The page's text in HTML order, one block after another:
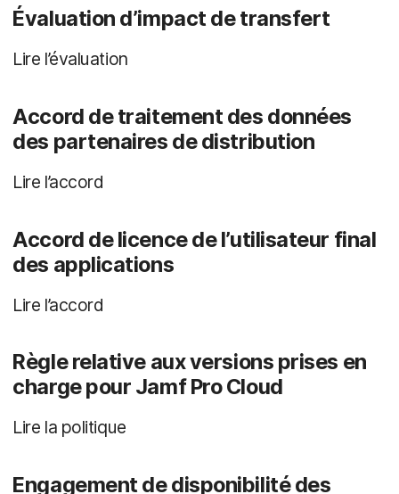
Évaluation d’impact de transfert
Lire l’évaluation
Accord de traitement des données
des partenaires de distribution
Lire l’accord
Accord de licence de l’utilisateur final
des applications
Lire l’accord
Règle relative aux versions prises en
charge pour Jamf Pro Cloud
Lire la politique
Engagement de disponibilité des